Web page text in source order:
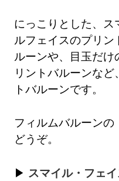
にっこりとした、ス
ルフェイスのプリン
ルーンや、目玉だけ
リントバルーンな
トバルーンです。
フィルムバルーンの
どうぞ。
スマイル・フェ